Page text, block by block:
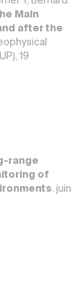
Main
after the
19
range
of
. juin